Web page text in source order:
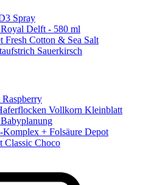
Spray
Delft - 580 ml
Fresh Cotton & Sea Salt
Sauerkirsch
Vollkorn Kleinblatt
+ Folsäure Depot
Classic Choco